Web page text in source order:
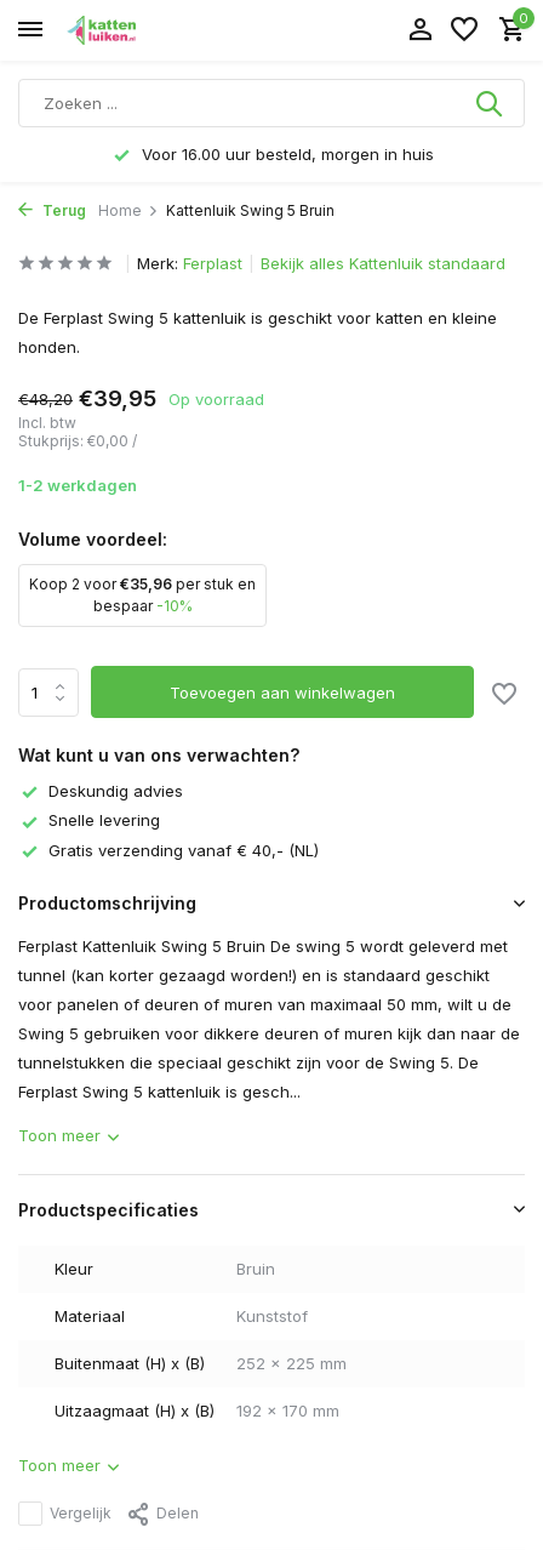
0
Voor 16.00 uur besteld, morgen in huis
Terug Home Kattenluik Swing 5 Bruin
Merk: Ferplast Bekijk alles Kattenluik standaard
De Ferplast Swing 5 kattenluik is geschikt voor katten en kleine
honden.
€48,20 €39,95 Op voorraad
Incl. btw
Stukprijs: €0,00 /
1-2 werkdagen
Volume voordeel:
Koop 2 voor€35,96 per stuk en
bespaar -10%
Toevoegen aan winkelwagen
Wat kunt u van ons verwachten?
Deskundig advies
Snelle levering
Gratis verzending vanaf € 40,- (NL)
Productomschrijving
Ferplast Kattenluik Swing 5 Bruin De swing 5 wordt geleverd met
tunnel (kan korter gezaagd worden!) en is standaard geschikt
voor panelen of deuren of muren van maximaal 50 mm, wilt u de
Swing 5 gebruiken voor dikkere deuren of muren kijk dan naar de
tunnelstukken die speciaal geschikt zijn voor de Swing 5. De
Ferplast Swing 5 kattenluik is gesch...
Toon meer
Productspecificaties
Kleur Bruin
Materiaal Kunststof
Buitenmaat (H) x (B) 252 x 225 mm
Uitzaagmaat (H) x (B) 192 x 170 mm
Toon meer
Vergelijk Delen